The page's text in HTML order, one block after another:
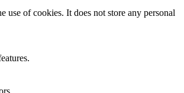
use of cookies. It does not store any personal